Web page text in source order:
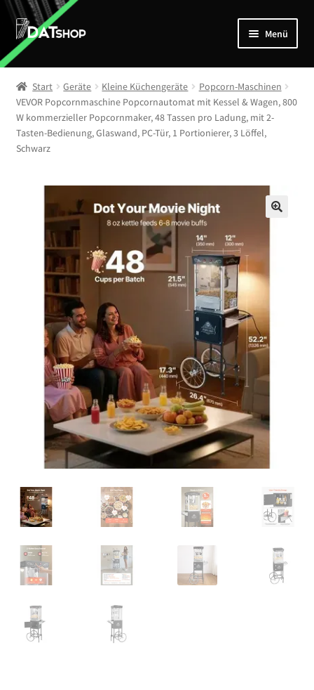
Zur
Navigation
springen
Zum
Inhalt
springen
Menü
Home
Shop
Mein Account
Start Geräte Kleine Küchengeräte
Popcorn-Maschinen
VEVOR Popcornmaschine Popcornautomat mit Kessel & Wagen, 800
W kommerzieller Popcornmaker, 48 Tassen pro Ladung, mit 2-
Tasten-Bedienung, Glaswand, PC-Tür, 1 Portionierer, 3 Löffel,
Schwarz